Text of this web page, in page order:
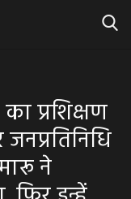
प्रशिक्षण
ने